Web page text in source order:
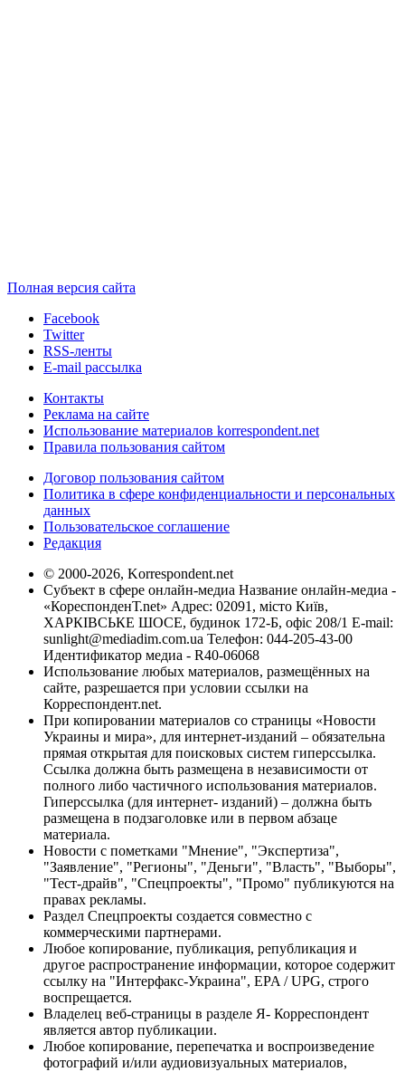
Полная версия сайта
Facebook
Twitter
RSS-ленты
E-mail рассылка
Контакты
Реклама на сайте
Использование материалов korrespondent.net
Правила пользования сайтом
Договор пользования сайтом
Политика в сфере конфиденциальности и персональных
данных
Пользовательское соглашение
Редакция
© 2000-2026, Korrespondent.net
Субъект в сфере онлайн-медиа Название онлайн-медиа -
«КореспонденТ.net» Адрес: 02091, місто Київ,
ХАРКІВСЬКЕ ШОСЕ, будинок 172-Б, офіс 208/1 E-mail:
sunlight@mediadim.com.ua Телефон: 044-205-43-00
Идентификатор медиа - R40-06068
Использование любых материалов, размещённых на
сайте, разрешается при условии ссылки на
Корреспондент.net.
При копировании материалов со страницы «Новости
Украины и мира», для интернет-изданий – обязательна
прямая открытая для поисковых систем гиперссылка.
Ссылка должна быть размещена в независимости от
полного либо частичного использования материалов.
Гиперссылка (для интернет- изданий) – должна быть
размещена в подзаголовке или в первом абзаце
материала.
Новости с пометками "Мнение", "Экспертиза",
"Заявление", "Регионы", "Деньги", "Власть", "Выборы",
"Тест-драйв", "Спецпроекты", "Промо" публикуются на
правах рекламы.
Раздел Спецпроекты создается совместно с
коммерческими партнерами.
Любое копирование, публикация, републикация и
другое распространение информации, которое содержит
ссылку на "Интерфакс-Украина", EPA / UPG, строго
воспрещается.
Владелец веб-страницы в разделе Я- Корреспондент
является автор публикации.
Любое копирование, перепечатка и воспроизведение
фотографий и/или аудиовизуальных материалов,